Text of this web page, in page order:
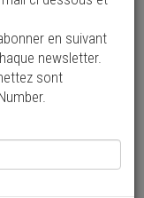
en suivant
newsletter.
sont